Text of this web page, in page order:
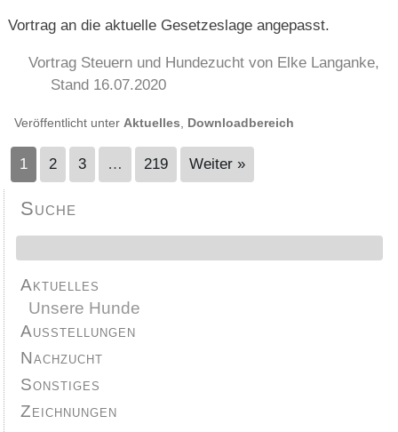
Vortrag an die aktuelle Gesetzeslage angepasst.
Vortrag Steuern und Hundezucht von Elke Langanke,
Stand 16.07.2020
Veröffentlicht unter Aktuelles Downloadbereich
1 2 3 … 219 Weiter »
Suche
Aktuelles
Unsere Hunde
Ausstellungen
Nachzucht
Sonstiges
Zeichnungen